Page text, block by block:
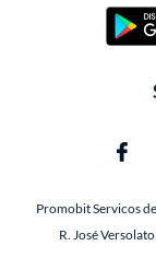
Promobit Servicos
R. José